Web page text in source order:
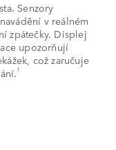
Senzory
v reálném
zpátečky. Displej
upozorňují
což zaručuje
1